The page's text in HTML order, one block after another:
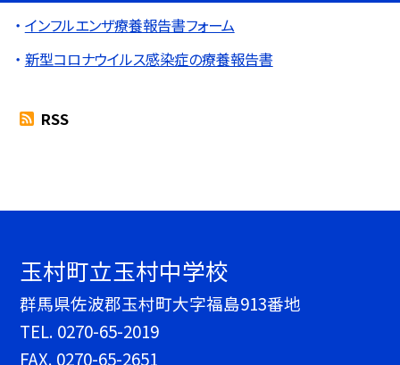
インフルエンザ療養報告書フォーム
新型コロナウイルス感染症の療養報告書
RSS
玉村町立玉村中学校
群馬県佐波郡玉村町大字福島913番地
TEL. 0270-65-2019
FAX. 0270-65-2651